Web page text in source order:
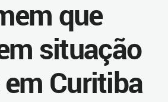
que
situação
Curitiba